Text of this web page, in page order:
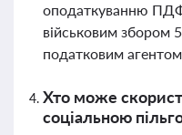
оподаткуванню
військовим збором
податковим
Хто може
соціальною